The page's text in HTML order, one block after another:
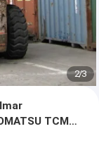
2/3
TCM
elevadora